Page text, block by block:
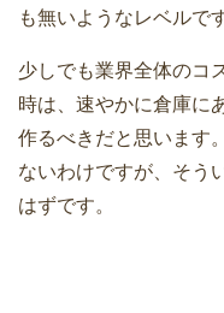
も無いようなレベルで
少しでも業界全体のコ
時は、速やかに倉庫に
作るべきだと思います
ないわけですが、そう
はずです。